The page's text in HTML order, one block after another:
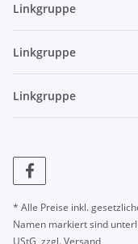
Linkgruppe
Linkgruppe
Linkgruppe
* Alle Preise inkl.
Namen markiert sind
UStG, zzgl. Versand